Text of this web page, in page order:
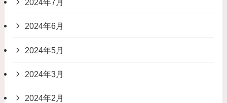
2024年7月
2024年6月
2024年5月
2024年3月
2024年2月